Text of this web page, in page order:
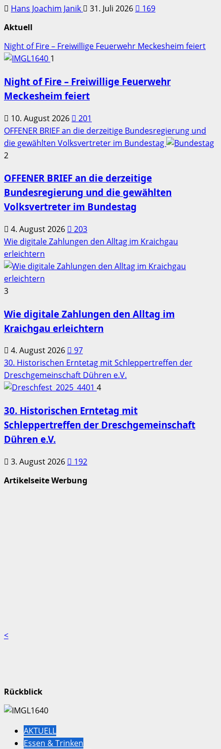
Hans Joachim Janik 31. Juli 2026
169
Aktuell
Night of Fire – Freiwillige Feuerwehr Meckesheim feiert
1
Night of Fire – Freiwillige Feuerwehr
Meckesheim feiert
10. August 2026
201
OFFENER BRIEF an die derzeitige Bundesregierung und
die gewählten Volksvertreter im Bundestag
2
OFFENER BRIEF an die derzeitige
Bundesregierung und die gewählten
Volksvertreter im Bundestag
4. August 2026
203
Wie digitale Zahlungen den Alltag im Kraichgau
erleichtern
3
Wie digitale Zahlungen den Alltag im
Kraichgau erleichtern
4. August 2026
97
30. Historischen Erntetag mit Schleppertreffen der
Dreschgemeinschaft Dühren e.V.
4
30. Historischen Erntetag mit
Schleppertreffen der Dreschgemeinschaft
Dühren e.V.
3. August 2026
192
Artikelseite Werbung
<
Rückblick
AKTUELL
Essen & Trinken